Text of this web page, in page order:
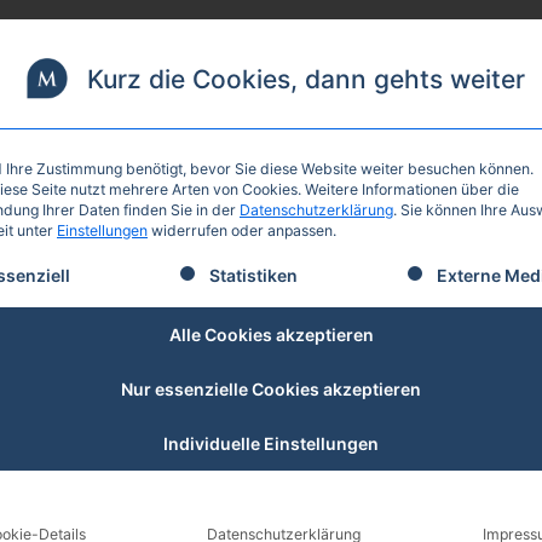
Kurz die Cookies, dann gehts weiter
Ihre Zustimmung benötigt, bevor Sie diese Website weiter besuchen können.
Seite nutzt mehrere Arten von Cookies. Weitere Informationen über die
Ihrer Daten finden Sie in der Datenschutzerklärung. Sie können Ihre
unter Einstellungen widerrufen oder anpassen.
eine Liste der Service-Gruppen, für die eine
Statistiken Externe
Alle Cookies akzeptieren
Nur essenzielle Cookies akzeptieren
Individuelle Einstellungen
Details Datenschutzerklärung